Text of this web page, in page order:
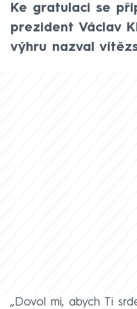
Ke gratulaci se
prezident Václav
výhru nazval
„Dovol mi, abych Ti